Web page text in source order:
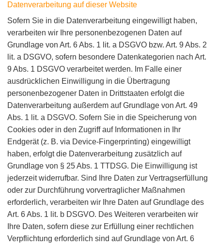
Datenverarbeitung auf dieser Website
Sofern Sie in die Datenverarbeitung eingewilligt haben,
verarbeiten wir Ihre personenbezogenen Daten auf
Grundlage von Art. 6 Abs. 1 lit. a DSGVO bzw. Art. 9 Abs. 2
lit. a DSGVO, sofern besondere Datenkategorien nach Art.
9 Abs. 1 DSGVO verarbeitet werden. Im Falle einer
ausdrücklichen Einwilligung in die Übertragung
personenbezogener Daten in Drittstaaten erfolgt die
Datenverarbeitung außerdem auf Grundlage von Art. 49
Abs. 1 lit. a DSGVO. Sofern Sie in die Speicherung von
Cookies oder in den Zugriff auf Informationen in Ihr
Endgerät (z. B. via Device-Fingerprinting) eingewilligt
haben, erfolgt die Datenverarbeitung zusätzlich auf
Grundlage von § 25 Abs. 1 TTDSG. Die Einwilligung ist
jederzeit widerrufbar. Sind Ihre Daten zur Vertragserfüllung
oder zur Durchführung vorvertraglicher Maßnahmen
erforderlich, verarbeiten wir Ihre Daten auf Grundlage des
Art. 6 Abs. 1 lit. b DSGVO. Des Weiteren verarbeiten wir
Ihre Daten, sofern diese zur Erfüllung einer rechtlichen
Verpflichtung erforderlich sind auf Grundlage von Art. 6